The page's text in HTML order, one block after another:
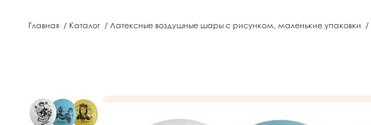
Главная / Каталог / Латексные воздушные шары с рисунком, маленькие упаковки /